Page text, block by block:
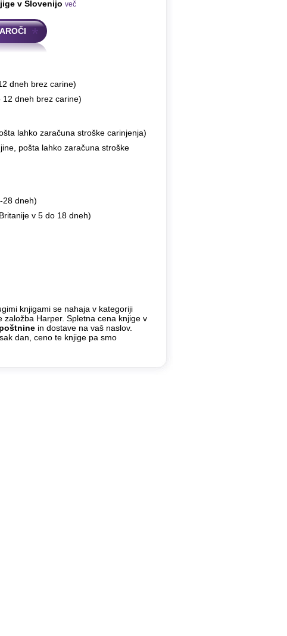
v Slovenijo več
dneh brez carine)
dneh brez carine)
lahko zaračuna stroške carinjenja)
pošta lahko zaračuna stroške
28 dneh)
v 5 do 18 dneh)
knjigami se nahaja v kategoriji
Harper. Spletna cena knjige v
in dostave na vaš naslov.
dan, ceno te knjige pa smo